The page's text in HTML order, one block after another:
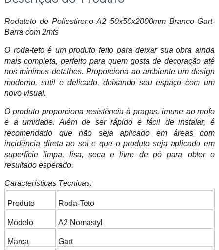
Rodateto de Poliestireno A2 50x50x2000mm Branco Gart-
Barra com 2mts
O roda-teto é um produto feito para deixar sua obra ainda
mais completa, perfeito para quem gosta de decoração até
nos mínimos detalhes. Proporciona ao ambiente um design
moderno, sutil e delicado, deixando seu espaço com um
novo visual.
O produto proporciona resistência à pragas, imune ao mofo
e a umidade. Além de ser rápido e fácil de instalar, é
recomendado que não seja aplicado em áreas com
incidência direta ao sol e que o produto seja aplicado em
superfície limpa, lisa, seca e livre de pó para obter o
resultado esperado.
Características Técnicas:
Produto Roda-Teto
Modelo A2 Nomastyl
Marca Gart